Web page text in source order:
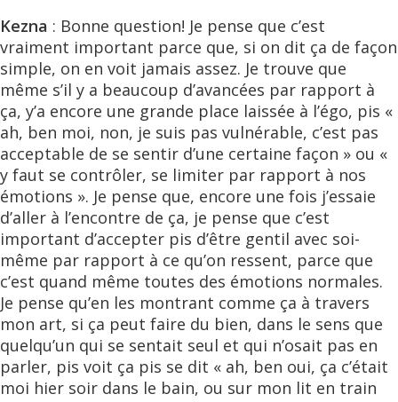
Kezna : Bonne question! Je pense que c’est
vraiment important parce que, si on dit ça de façon
simple, on en voit jamais assez. Je trouve que
même s’il y a beaucoup d’avancées par rapport à
ça, y’a encore une grande place laissée à l’égo, pis «
ah, ben moi, non, je suis pas vulnérable, c’est pas
acceptable de se sentir d’une certaine façon » ou «
y faut se contrôler, se limiter par rapport à nos
émotions ». Je pense que, encore une fois j’essaie
d’aller à l’encontre de ça, je pense que c’est
important d’accepter pis d’être gentil avec soi-
même par rapport à ce qu’on ressent, parce que
c’est quand même toutes des émotions normales.
Je pense qu’en les montrant comme ça à travers
mon art, si ça peut faire du bien, dans le sens que
quelqu’un qui se sentait seul et qui n’osait pas en
parler, pis voit ça pis se dit « ah, ben oui, ça c’était
moi hier soir dans le bain, ou sur mon lit en train